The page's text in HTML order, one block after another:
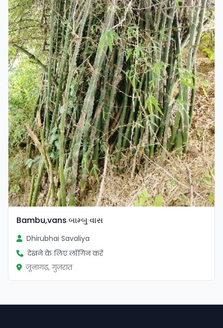
Bambu,vans બામ્બુ વાસ
Dhirubhai Savaliya
देखने के लिए लॉगिन करें
जूनागढ़, गुजरात